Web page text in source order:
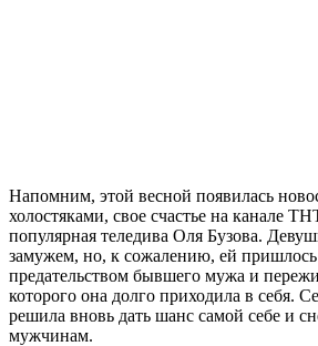
Напомним, этой весной появилась
холостяками, свое счастье на канале
популярная теледива Оля Бузова.
замужем, но, к сожалению, ей пришлось
предательством бывшего мужа и
которого она долго приходила в себя.
решила вновь дать шанс самой себе и
мужчинам.